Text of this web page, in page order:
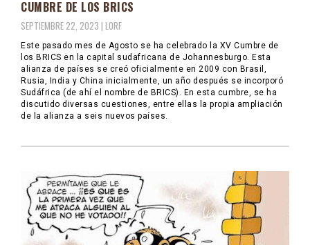
CUMBRE DE LOS BRICS
SEPTIEMBRE 22, 2023 | LORF
Este pasado mes de Agosto se ha celebrado la XV Cumbre de
los BRICS en la capital sudafricana de Johannesburgo. Esta
alianza de países se creó oficialmente en 2009 con Brasil,
Rusia, India y China inicialmente, un año después se incorporó
Sudáfrica (de ahí el nombre de BRICS). En esta cumbre, se ha
discutido diversas cuestiones, entre ellas la propia ampliación
de la alianza a seis nuevos países.